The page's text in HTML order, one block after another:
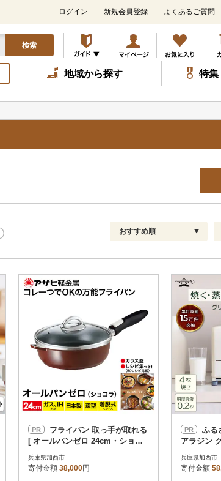
メ
ン
コ
ン
テ
ツ
ッ
ログイン 新規会員登録 よくあるご質問
検索
地域から探す 特集
解除
通常
冷蔵便
冷凍便
配送指定
お届け日時
お届け時間
発送される
その他
さとふる
定期便
さとふるア
対象
おすすめ順
新着順
レビュー件数順
レビュー評価順
寄付金額が高い順
PR
[ オールパンゼロ 24cm・ショコ
ラ ] [No5698-0483]
兵庫県加西市
寄付金額 38,000円
PR
アラジン
o5698-1997]
兵庫県加西市
寄付金額